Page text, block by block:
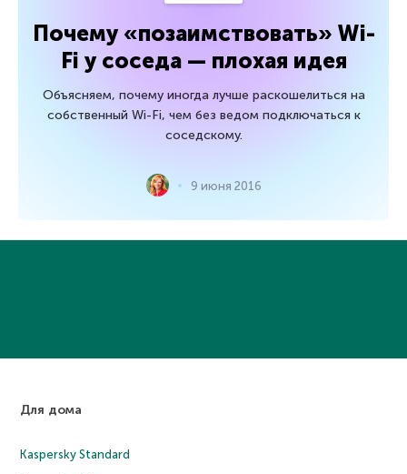
Почему «позаимствовать» Wi-
Fi у соседа — плохая идея
Объясняем, почему иногда лучше раскошелиться на
собственный Wi-Fi, чем без ведом подключаться к
соседскому.
9 июня 2016
Для дома
Kaspersky Standard